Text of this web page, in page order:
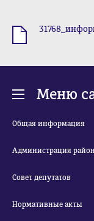
Меню
Общая информация
Администрация
Совет депутатов
Нормативные акты